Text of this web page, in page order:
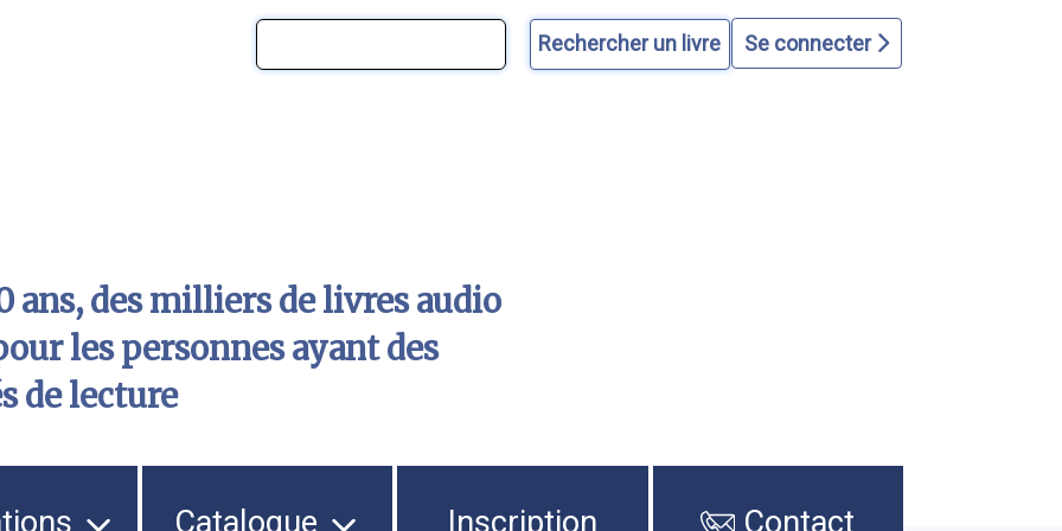
Se connecter
ans, des milliers de livres audio
les personnes ayant des
de lecture
Catalogue Inscription Contact